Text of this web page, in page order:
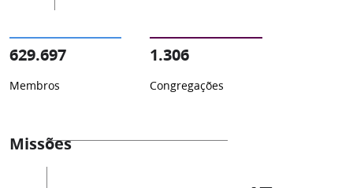
629.697
Membros
1.306
Congregações
Missões